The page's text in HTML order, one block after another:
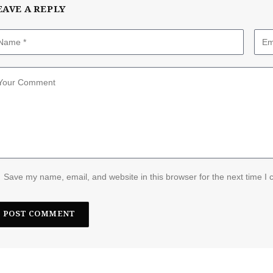
A REPLY
Save my name, email, and website in this browser for the next time I